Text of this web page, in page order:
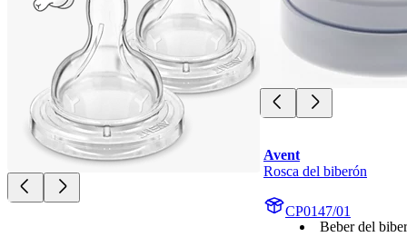
Avent
Rosca del biberón
CP0147/01
Beber del